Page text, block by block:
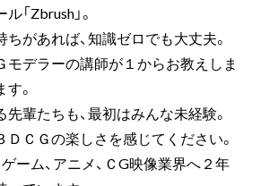
「Zbrush」。
があれば、知識ゼロでも大丈夫。
モデラーの講師が１からお教えしま
。
輩たちも、最初はみんな未経験。
ＤＣＧの楽しさを感じてください。
ーム、アニメ、ＣG映像業界へ２年